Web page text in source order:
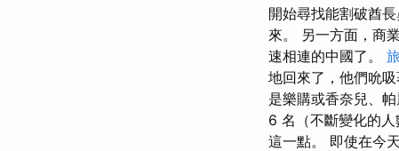
開始尋找能割破酋
來。 另一方面，商
速相連的中國了。
地回來了，他們吮
是樂購或香奈兒、
6 名（不斷變化的
這一點。 即使在今